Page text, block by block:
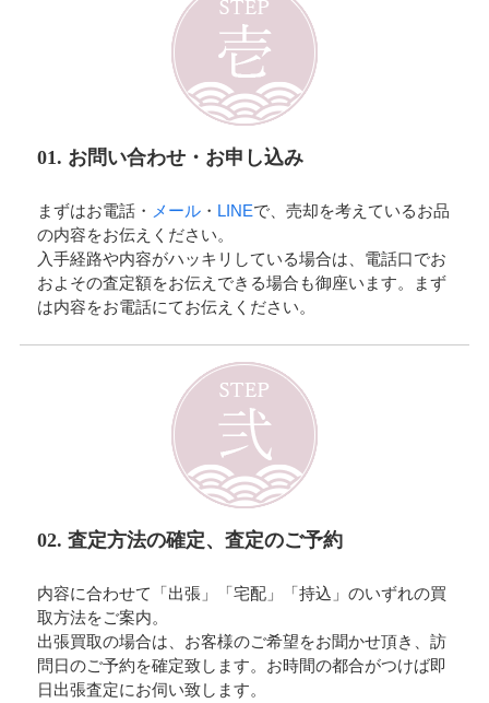
01. お問い合わせ・お申し込み
まずはお電話・ メール・ LINEで、売却を考えているお品
の内容をお伝えください。
入手経路や内容がハッキリしている場合は、電話口でお
およその査定額をお伝えできる場合も御座います。まず
は内容をお電話にてお伝えください。
02. 査定方法の確定、査定のご予約
内容に合わせて「出張」「宅配」「持込」のいずれの買
取方法をご案内。
出張買取の場合は、お客様のご希望をお聞かせ頂き、訪
問日のご予約を確定致します。お時間の都合がつけば即
日出張査定にお伺い致します。